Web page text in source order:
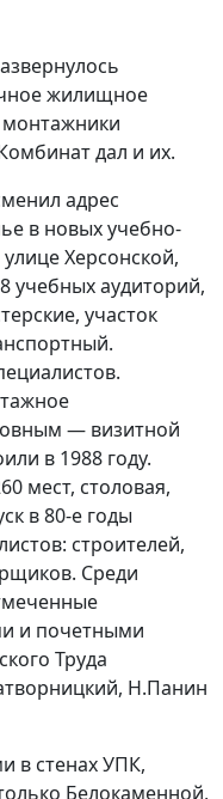
жилищное
монтажники
дал и их.
адрес
в новых учебно-
Херсонской,
учебных аудиторий,
участок
— визитной
в 1988 году.
мест, столовая,
в 80-е годы
строителей,
Среди
и почетными
Труда
Н.Панин
в стенах УПК,
Белокаменной,